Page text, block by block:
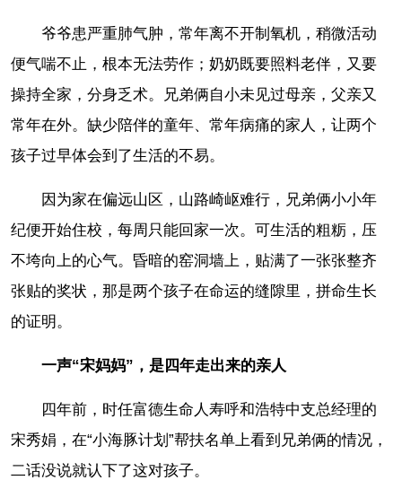
爷爷患严重肺气肿，常年离不开制氧机，稍微活动
便气喘不止，根本无法劳作；奶奶既要照料老伴，又要
操持全家，分身乏术。兄弟俩自小未见过母亲，父亲又
常年在外。缺少陪伴的童年、常年病痛的家人，让两个
孩子过早体会到了生活的不易。
因为家在偏远山区，山路崎岖难行，兄弟俩小小年
纪便开始住校，每周只能回家一次。可生活的粗粝，压
不垮向上的心气。昏暗的窑洞墙上，贴满了一张张整齐
张贴的奖状，那是两个孩子在命运的缝隙里，拼命生长
的证明。
一声“宋妈妈”，是四年走出来的亲人
四年前，时任富德生命人寿呼和浩特中支总经理的
宋秀娟，在“小海豚计划”帮扶名单上看到兄弟俩的情况，
二话没说就认下了这对孩子。